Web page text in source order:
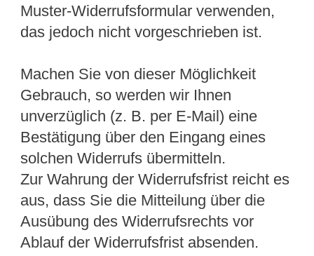
Muster-Widerrufsformular verwenden,
das jedoch nicht vorgeschrieben ist.
Machen Sie von dieser Möglichkeit
Gebrauch, so werden wir Ihnen
unverzüglich (z. B. per E-Mail) eine
Bestätigung über den Eingang eines
solchen Widerrufs übermitteln.
Zur Wahrung der Widerrufsfrist reicht es
aus, dass Sie die Mitteilung über die
Ausübung des Widerrufsrechts vor
Ablauf der Widerrufsfrist absenden.